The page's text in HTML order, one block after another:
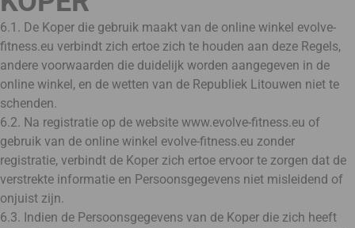
6.1. De Koper die gebruik maakt van de online winkel evolve-
fitness.eu verbindt zich ertoe zich te houden aan deze Regels,
andere voorwaarden die duidelijk worden aangegeven in de
online winkel, en de wetten van de Republiek Litouwen niet te
schenden.
6.2. Na registratie op de website www.evolve-fitness.eu of
gebruik van de online winkel evolve-fitness.eu zonder
registratie, verbindt de Koper zich ertoe ervoor te zorgen dat de
verstrekte informatie en Persoonsgegevens niet misleidend of
onjuist zijn.
6.3. Indien de Persoonsgegevens van de Koper die zich heeft